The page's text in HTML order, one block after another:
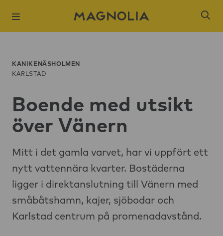
Populära
Öresjö Ängar
Kista Äng
Ångloket,
Hantverkaren,
KANIKENÄSHOLMEN
KARLSTAD
Boende med utsikt
över Vänern
Mitt i det gamla varvet, har vi uppfört ett
nytt vattennära kvarter. Bostäderna
ligger i direktanslutning till Vänern med
småbåtshamn, kajer, sjöbodar och
Karlstad centrum på promenadavstånd.